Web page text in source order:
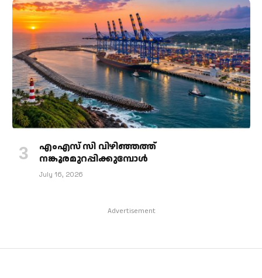
എംഎസ് സി വിഴിഞ്ഞത്ത്
നങ്കൂരമുറപ്പിക്കുമ്പോള്‍
July 16, 2026
Advertisement